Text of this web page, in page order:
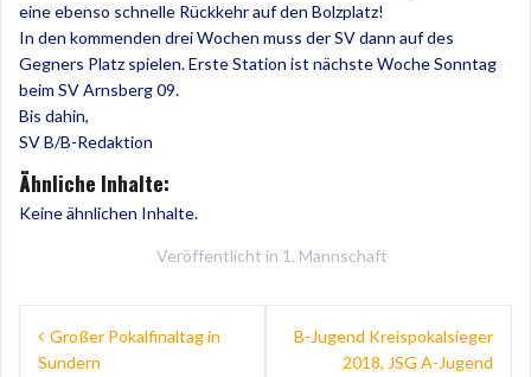
eine ebenso schnelle Rückkehr auf den Bolzplatz!
In den kommenden drei Wochen muss der SV dann auf des
Gegners Platz spielen. Erste Station ist nächste Woche Sonntag
beim SV Arnsberg 09.
Bis dahin,
SV B/B-Redaktion
Ähnliche Inhalte:
Keine ähnlichen Inhalte.
Veröffentlicht in 1. Mannschaft
Beitragsnavigation
Großer Pokalfinaltag in
Sundern
B-Jugend Kreispokalsieger
2018, JSG A-Jugend